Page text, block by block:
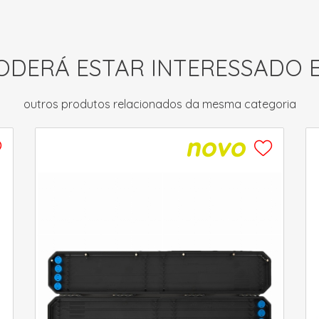
ESTAR INTERESSADO
outros produtos relacionados da mesma categoria